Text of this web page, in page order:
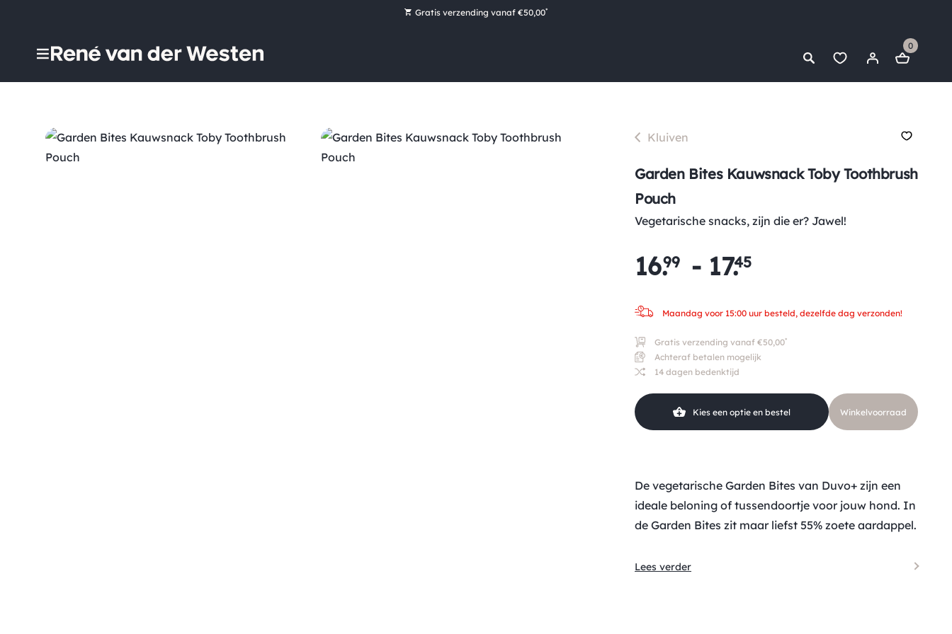
Gratis verzending vanaf €50,00*
0
Kluiven
Garden Bites Kauwsnack Toby Toothbrush
Pouch
Vegetarische snacks, zijn die er? Jawel!
16.
99 - 17.
45
Maandag voor 15:00 uur besteld, dezelfde dag verzonden!
Gratis verzending vanaf €50,00*
Achteraf betalen mogelijk
14 dagen bedenktijd
Kies een optie en bestel Winkelvoorraad
De vegetarische Garden Bites van Duvo+ zijn een
ideale beloning of tussendoortje voor jouw hond. In
de Garden Bites zit maar liefst 55% zoete aardappel.
Lees verder